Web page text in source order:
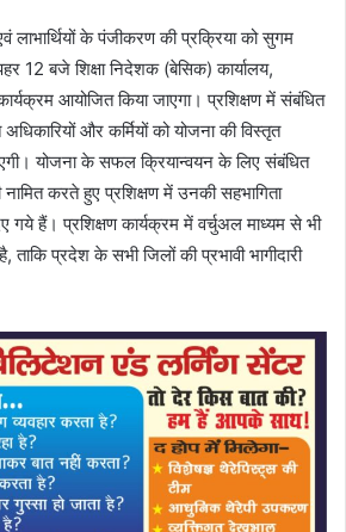
लाभार्थियों के पंजीकरण की प्रक्रिया को सुगम
12 बजे शिक्षा निदेशक (बेसिक) कार्यालय,
आयोजित किया जाएगा। प्रशिक्षण में संबंधित
और कर्मियों को योजना की विस्तृत
योजना के सफल क्रियान्वयन के लिए संबंधित
नामित करते हुए प्रशिक्षण में उनकी सहभागिता
गये हैं। प्रशिक्षण कार्यक्रम में वर्चुअल माध्यम से भी
ताकि प्रदेश के सभी जिलों की प्रभावी भागीदारी